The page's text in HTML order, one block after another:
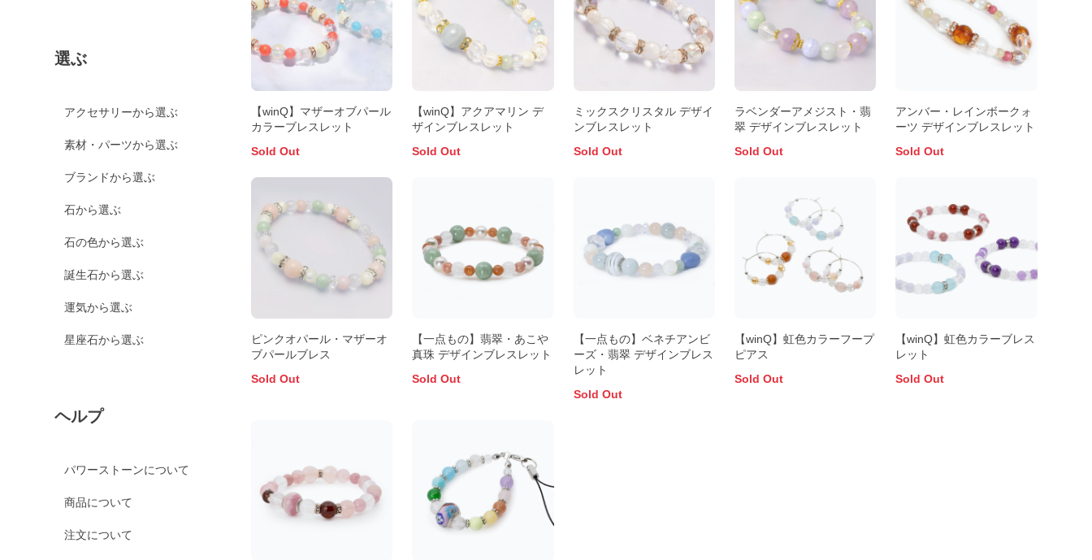
選ぶ
アクセサリーから選ぶ
素材・パーツから選ぶ
ブランドから選ぶ
石から選ぶ
石の色から選ぶ
誕生石から選ぶ
運気から選ぶ
星座石から選ぶ
ヘルプ
パワーストーンについて
商品について
注文について
【winQ】マザーオブパール
カラーブレスレット
Sold Out
【winQ】アクアマリン デ
ザインブレスレット
Sold Out
ミックスクリスタル デザイ
ンブレスレット
Sold Out
ラベンダーアメジスト・翡
翠 デザインブレスレット
Sold Out
アンバー・レインボークォ
ーツ デザインブレスレット
Sold Out
ピンクオパール・マザーオ
ブパールブレス
Sold Out
【一点もの】翡翠・あこや
真珠 デザインブレスレット
Sold Out
【一点もの】ベネチアンビ
ーズ・翡翠 デザインブレス
レット
Sold Out
【winQ】虹色カラーフープ
ピアス
Sold Out
【winQ】虹色カラーブレス
レット
Sold Out